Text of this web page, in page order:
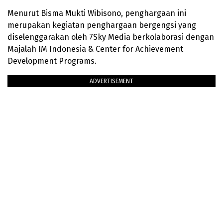
Menurut Bisma Mukti Wibisono, penghargaan ini
merupakan kegiatan penghargaan bergengsi yang
diselenggarakan oleh 7Sky Media berkolaborasi dengan
Majalah IM Indonesia & Center for Achievement
Development Programs.
ADVERTISEMENT